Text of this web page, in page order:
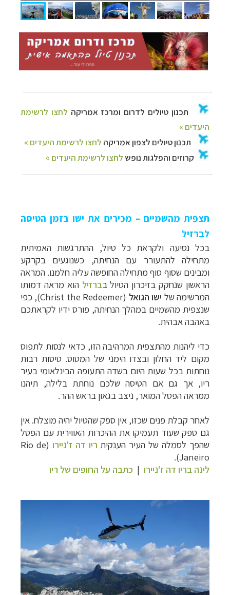
תכנוןטיולים לדרום ומרכז אמריקה לחצו לרשימת
היעדים »
תכנוןטיולים לצפון אמריקהלחצו לרשימת היעדים »
קרוזים והפלגות נופשלחצו לרשימת היעדים »
תצפית מהשמיים – מכירים את ישו בזמן הטיסה
לברזיל
בכל נסיעה ולקראת כל טיול, ההתרגשות האמיתית
מתחילה להתעורר עם הנחיתה, כשנוגעים בקרקע
ומבינים שסוף סוף מתחילה החופשה עליה חלמנו. המראה
הראשון שנחקק בזיכרון הטיול בברזיל הוא מראה דמותו
המרשימה של ישו הגואל (
Christ the Redeemer
), כפי
שנצפית מהשמיים במהלך הנחיתה, פורס ידיו לקראתכם
באהבה אבהית.
כדי ליהנות מהתצפית המרהיבה הזו, כדאי לנסות לתפוס
מקום ליד החלון ובצדו הימני של המטוס. טיסות רבות
נוחתות בכל שעות היום בשדה התעופה הבינלאומי בעיר
ריו, אך גם אם הטיסה שלכם נוחתת בלילה, תיהנו
ממראה הפסל המואר, ניצב בגאון בראש ההר.
לאחר קבלת פנים שכזו, אין ספק שהטיול יהיה מוצלח. אין
גם ספק שעוד תעמיקו את ההיכרות האווירית עם הפסל
שהפך לסמלה של העיר הענקית ריו דה ז'ניירו (
Rio de
Janeiro
).
לינה בריו דה ז'ניירו | כתבה על החופים של ריו